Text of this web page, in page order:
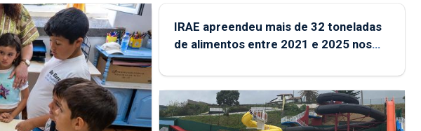
IRAE apreendeu mais de 32 toneladas
de alimentos entre 2021 e 2025 nos